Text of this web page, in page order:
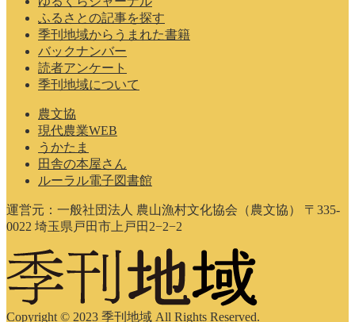
ふるさとの記事を探す
季刊地域からうまれた書籍
バックナンバー
読者アンケート
季刊地域について
農文協
現代農業WEB
うかたま
田舎の本屋さん
ルーラル電子図書館
運営元：一般社団法人 農山漁村文化協会（農文協） 〒335-
0022 埼玉県戸田市上戸田2−2−2
Copyright © 2023 季刊地域 All Rights Reserved.